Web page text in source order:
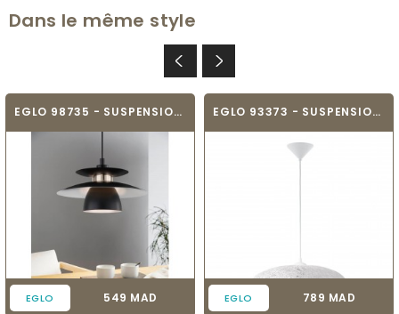
Dans le même style
EGLO 98735 - SUSPENSION - BRENDA
EGLO Prix
549 MAD
EGLO 93373 - SUSPENSION - CAMPILO
EGLO Prix
789 MAD